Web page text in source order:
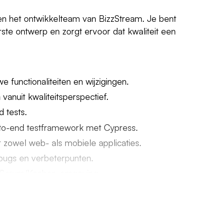
het ontwikkelteam van BizzStream. Je bent
ontwerp en zorgt ervoor dat kwaliteit een
functionaliteiten en wijzigingen.
kwaliteitsperspectief.
tests.
end testframework met Cypress.
web- als mobiele applicaties.
en verbeterpunten.